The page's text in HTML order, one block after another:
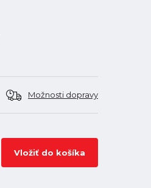
Možnosti dopravy
Vložiť do košíka